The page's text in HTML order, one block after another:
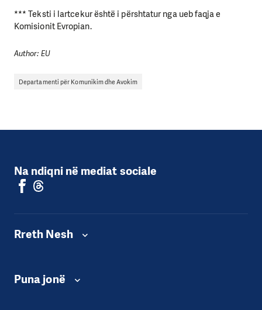
*** Teksti i lartcekur është i përshtatur nga ueb faqja e
Komisionit Evropian.
Author: EU
Departamenti për Komunikim dhe Avokim
Na ndiqni në mediat sociale
Rreth Nesh
Puna jonë